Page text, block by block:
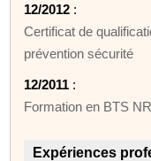
12/2012 :
Certificat de
prévention sécurité
12/2011 :
Formation en BTS
Expériences